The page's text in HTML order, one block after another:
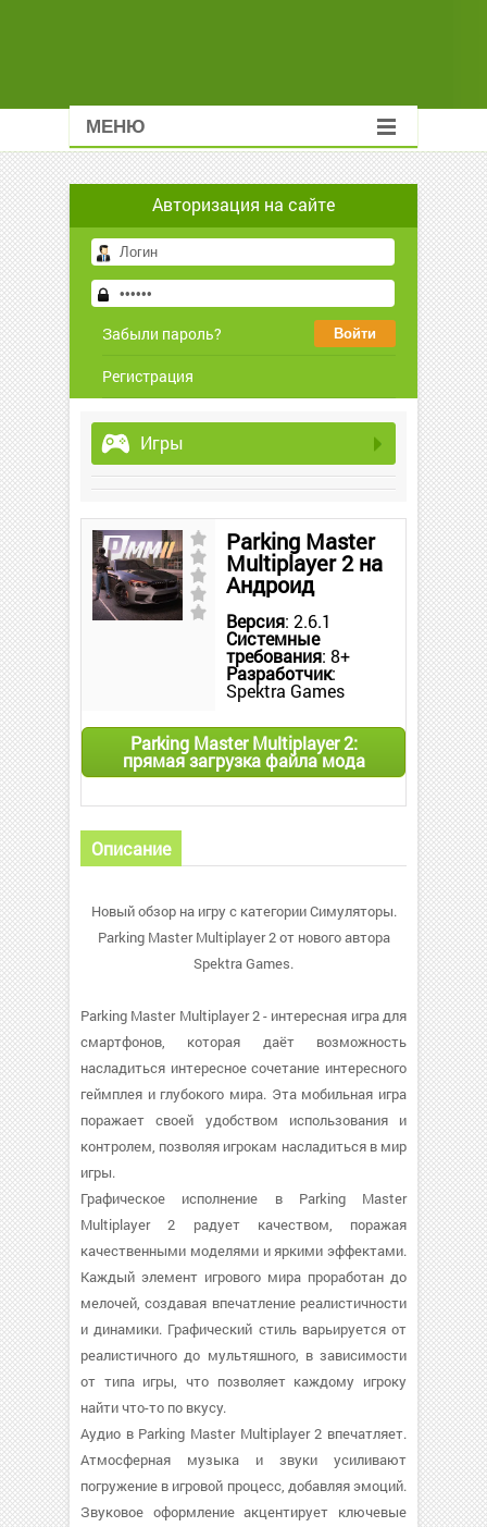
МЕНЮ
Авторизация на сайте
Забыли пароль?
Регистрация
Игры
Parking Master
Multiplayer 2 на
Андроид
Версия: 2.6.1
Системные
требования: 8+
Разработчик:
Spektra Games
Parking Master Multiplayer 2:
прямая загрузка файла мода
Описание
Новый обзор на игру с категории Симуляторы.
Parking Master Multiplayer 2 от нового автора
Spektra Games.
Parking Master Multiplayer 2 - интересная игра для
смартфонов, которая даёт возможность
насладиться интересное сочетание интересного
геймплея и глубокого мира. Эта мобильная игра
поражает своей удобством использования и
контролем, позволяя игрокам насладиться в мир
игры.
Графическое исполнение в Parking Master
Multiplayer 2 радует качеством, поражая
качественными моделями и яркими эффектами.
Каждый элемент игрового мира проработан до
мелочей, создавая впечатление реалистичности
и динамики. Графический стиль варьируется от
реалистичного до мультяшного, в зависимости
от типа игры, что позволяет каждому игроку
найти что-то по вкусу.
Аудио в Parking Master Multiplayer 2 впечатляет.
Атмосферная музыка и звуки усиливают
погружение в игровой процесс, добавляя эмоций.
Звуковое оформление акцентирует ключевые